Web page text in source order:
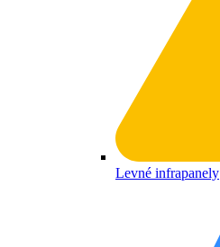
Levné infrapanely